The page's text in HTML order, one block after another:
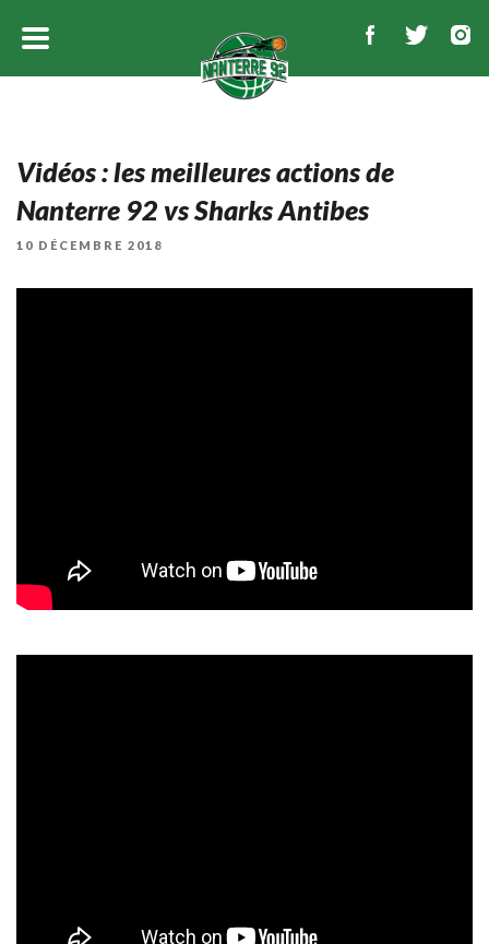
Vidéos : les meilleures actions de
Nanterre 92 vs Sharks Antibes
PUBLIÉ
10 DÉCEMBRE 2018